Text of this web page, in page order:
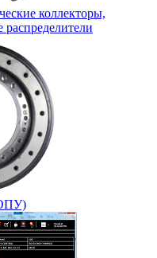
коллекторы,